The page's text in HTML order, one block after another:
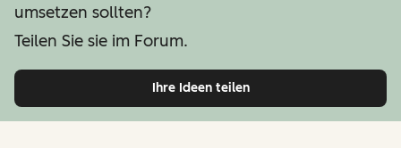
umsetzen sollten?
Teilen Sie sie im Forum.
Ihre Ideen teilen